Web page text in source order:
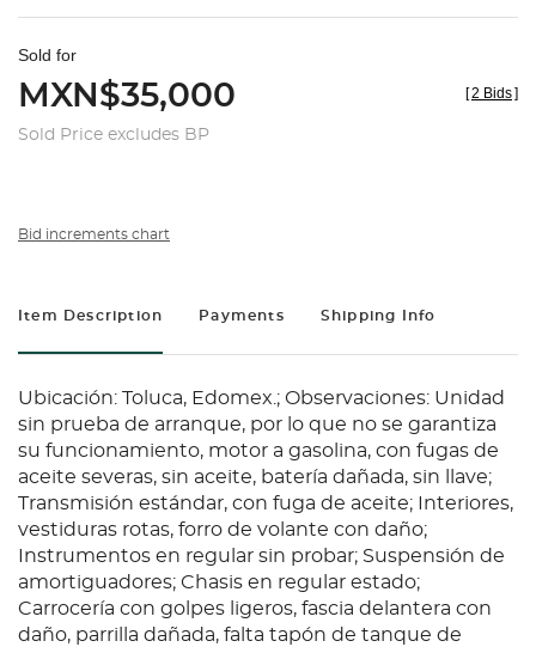
Sold for
MXN$35,000
Sold Price excludes BP
[2 Bids]
Bid increments chart
Item Description Payments Shipping Info
Ubicación: Toluca, Edomex.; Observaciones: Unidad
sin prueba de arranque, por lo que no se garantiza
su funcionamiento, motor a gasolina, con fugas de
aceite severas, sin aceite, batería dañada, sin llave;
Transmisión estándar, con fuga de aceite; Interiores,
vestiduras rotas, forro de volante con daño;
Instrumentos en regular sin probar; Suspensión de
amortiguadores; Chasis en regular estado;
Carrocería con golpes ligeros, fascia delantera con
daño, parrilla dañada, falta tapón de tanque de